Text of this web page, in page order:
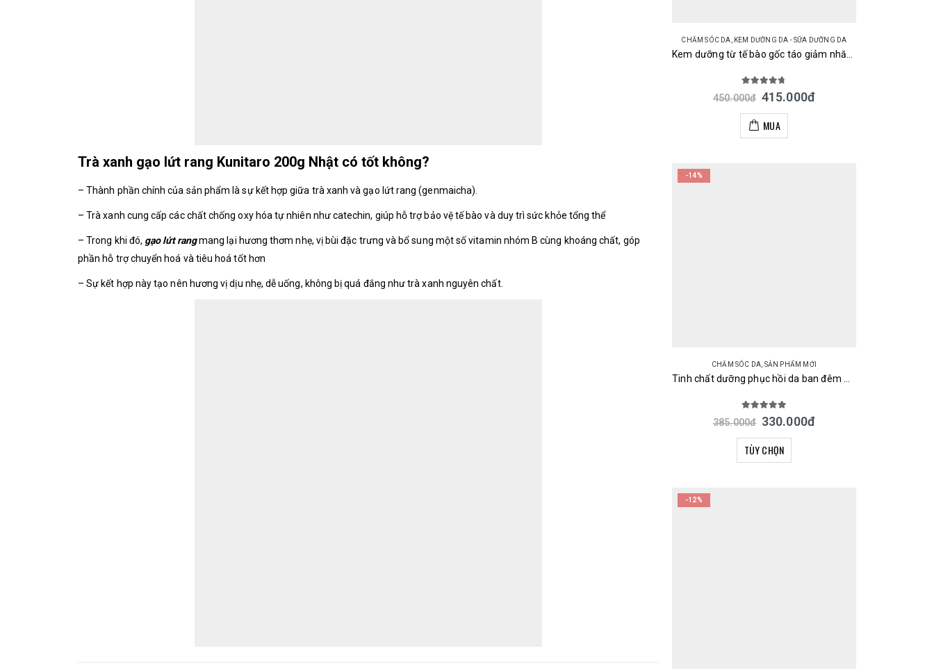
Trà xanh gạo lứt rang Kunitaro 200g Nhật có tốt không?
– Thành phần chính của sản phẩm là sự kết hợp giữa trà xanh và gạo lứt rang (genmaicha).
– Trà xanh cung cấp các chất chống oxy hóa tự nhiên như catechin, giúp hỗ trợ bảo vệ tế bào và duy trì sức khỏe tổng thể
– Trong khi đó, gạo lứt rangmang lại hương thơm nhẹ, vị bùi đặc trưng và bổ sung một số vitamin nhóm B cùng khoáng chất, góp
phần hỗ trợ chuyển hoá và tiêu hoá tốt hơn
– Sự kết hợp này tạo nên hương vị dịu nhẹ, dễ uống, không bị quá đắng như trà xanh nguyên chất.
CHĂM SÓC DA, KEM DƯỠNG DA - SỮA DƯỠNG DA
Kem dưỡng từ tế bào gốc táo giảm nhăn trẻ hóa da Meishoku Harinista 50g Nhật Bản
out of 5
450.000đ 415.000đ
MUA
-14%
CHĂM SÓC DA, SẢN PHẨM MỚI
Tinh chất dưỡng phục hồi da ban đêm URUYOI Night Repair Essence Cosmetex Roland 100ml Nhật Bản
out of 5
385.000đ 330.000đ
TÙY CHỌN
-12%